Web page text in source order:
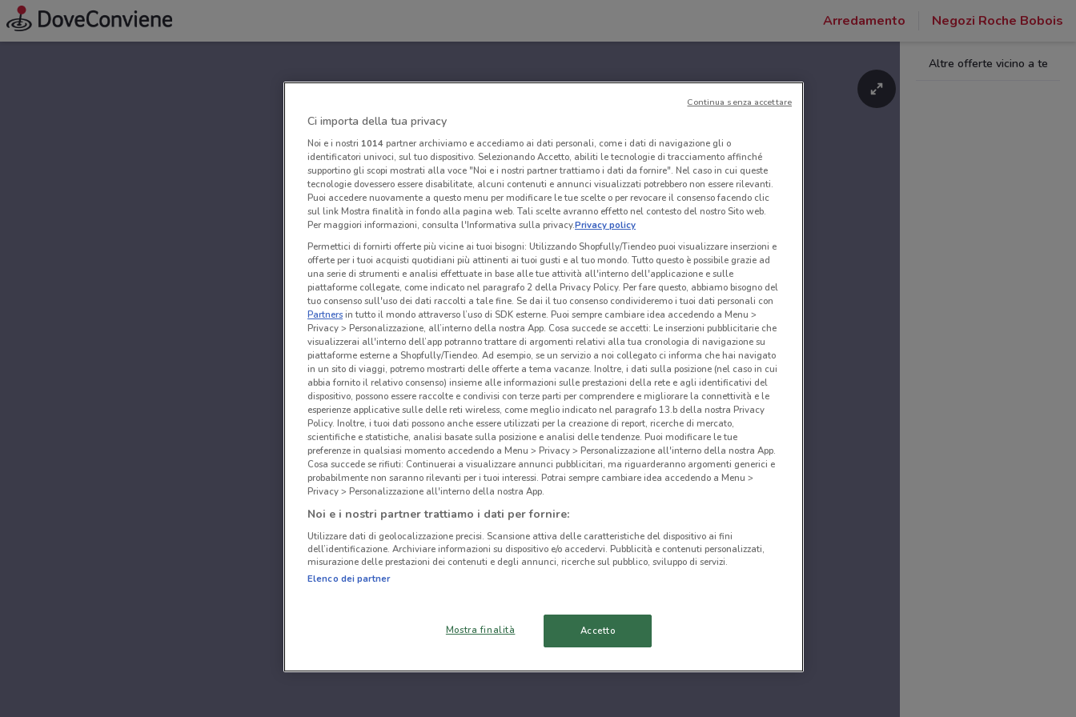
Arredamento Negozi Roche Bobois
Altre offerte vicino a te
Ci importa della tua privacy
Noi e i nostri 1014partner archiviamo e accediamo ai dati personali, come i dati di navigazione gli o
identificatori univoci, sul tuo dispositivo. Selezionando Accetto, abiliti le tecnologie di tracciamento affinché
supportino gli scopi mostrati alla voce "Noi e i nostri partner trattiamo i dati da fornire". Nel caso in cui queste
tecnologie dovessero essere disabilitate, alcuni contenuti e annunci visualizzati potrebbero non essere rilevanti.
Puoi accedere nuovamente a questo menu per modificare le tue scelte o per revocare il consenso facendo clic
sul link Mostra finalità in fondo alla pagina web. Tali scelte avranno effetto nel contesto del nostro Sito web.
Per maggiori informazioni, consulta l'Informativa sulla privacy.Privacy policy
Permettici di fornirti offerte più vicine ai tuoi bisogni: Utilizzando Shopfully/Tiendeo puoi visualizzare inserzioni e
offerte per i tuoi acquisti quotidiani più attinenti ai tuoi gusti e al tuo mondo. Tutto questo è possibile grazie ad
una serie di strumenti e analisi effettuate in base alle tue attività all'interno dell'applicazione e sulle
piattaforme collegate, come indicato nel paragrafo 2 della Privacy Policy. Per fare questo, abbiamo bisogno del
tuo consenso sull'uso dei dati raccolti a tale fine. Se dai il tuo consenso condivideremo i tuoi dati personali con
Partnersin tutto il mondo attraverso l’uso di SDK esterne. Puoi sempre cambiare idea accedendo a Menu >
Privacy > Personalizzazione, all’interno della nostra App. Cosa succede se accetti: Le inserzioni pubblicitarie che
visualizzerai all'interno dell’app potranno trattare di argomenti relativi alla tua cronologia di navigazione su
piattaforme esterne a Shopfully/Tiendeo. Ad esempio, se un servizio a noi collegato ci informa che hai navigato
in un sito di viaggi, potremo mostrarti delle offerte a tema vacanze. Inoltre, i dati sulla posizione (nel caso in cui
abbia fornito il relativo consenso) insieme alle informazioni sulle prestazioni della rete e agli identificativi del
dispositivo, possono essere raccolte e condivisi con terze parti per comprendere e migliorare la connettività e le
esperienze applicative sulle delle reti wireless, come meglio indicato nel paragrafo 13.b della nostra Privacy
Policy. Inoltre, i tuoi dati possono anche essere utilizzati per la creazione di report, ricerche di mercato,
scientifiche e statistiche, analisi basate sulla posizione e analisi delle tendenze. Puoi modificare le tue
preferenze in qualsiasi momento accedendo a Menu > Privacy > Personalizzazione all'interno della nostra App.
Cosa succede se rifiuti: Continuerai a visualizzare annunci pubblicitari, ma riguarderanno argomenti generici e
probabilmente non saranno rilevanti per i tuoi interessi. Potrai sempre cambiare idea accedendo a Menu >
Privacy > Personalizzazione all'interno della nostra App.
Noi e i nostri partner trattiamo i dati per fornire:
Utilizzare dati di geolocalizzazione precisi. Scansione attiva delle caratteristiche del dispositivo ai fini
dell’identificazione. Archiviare informazioni su dispositivo e/o accedervi. Pubblicità e contenuti personalizzati,
misurazione delle prestazioni dei contenuti e degli annunci, ricerche sul pubblico, sviluppo di servizi.
Elenco dei partner
Mostra finalità Accetto
Continua senza accettare